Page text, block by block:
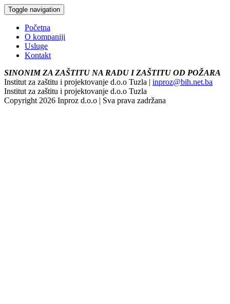
Toggle navigation
Početna
O kompaniji
Usluge
Kontakt
SINONIM ZA ZAŠTITU NA RADU I ZAŠTITU OD POŽARA
Institut za zaštitu i projektovanje d.o.o Tuzla | inproz@bih.net.ba
Institut za zaštitu i projektovanje d.o.o Tuzla
Copyright 2026 Inproz d.o.o | Sva prava zadržana